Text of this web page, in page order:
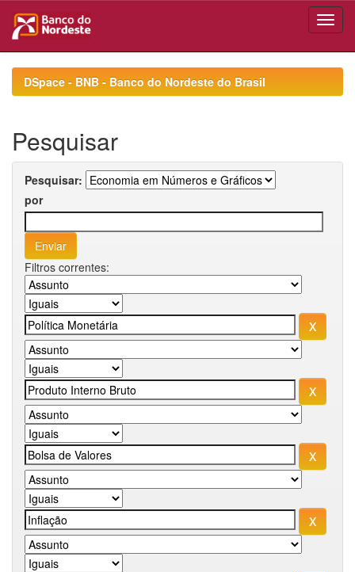
navigationDSpace - BNB - Banco do Nordeste do Brasil
Pesquisar
Pesquisar:
por
Filtros correntes: